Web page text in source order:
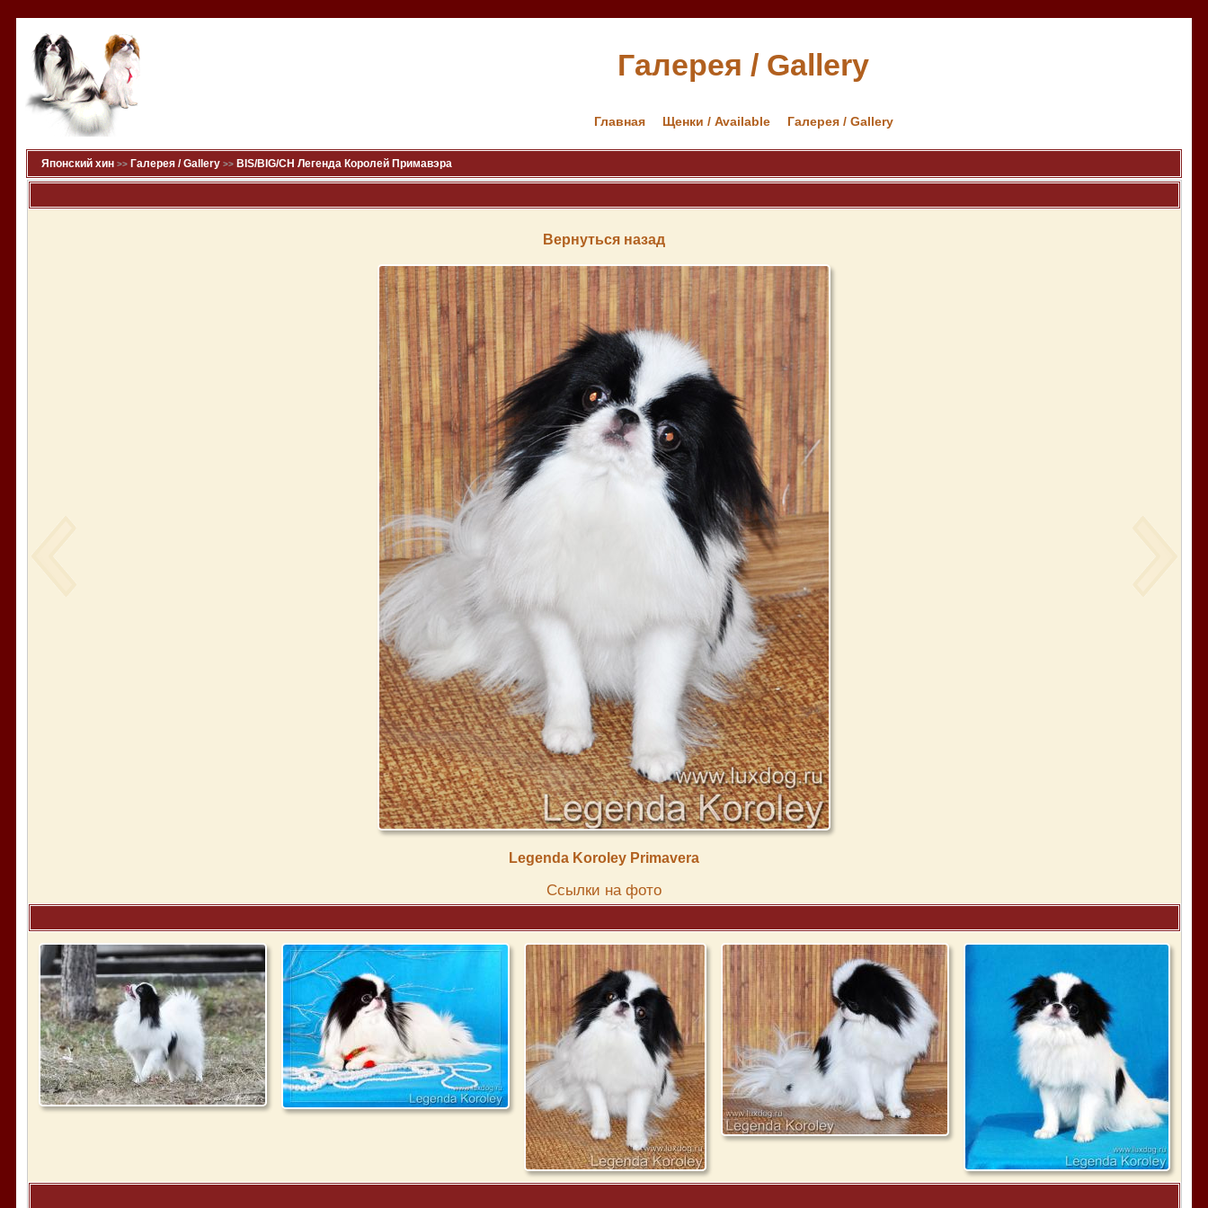
Галерея / Gallery
Главная Щенки / Available Галерея / Gallery
Японский хин >> Галерея / Gallery >> BIS/BIG/CH Легенда Королей Примавэра
Вернуться назад
Legenda Koroley Primavera
Cсылки на фото